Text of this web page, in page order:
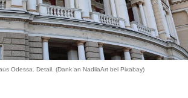
Odessa. Detail. (Dank an NadiiaArt bei Pixabay)